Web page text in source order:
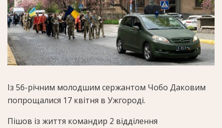
Із 56-річним молодшим сержантом Чобо Даковим
попрощалися 17 квітня в Ужгороді.
Пішов із життя командир 2 відділення